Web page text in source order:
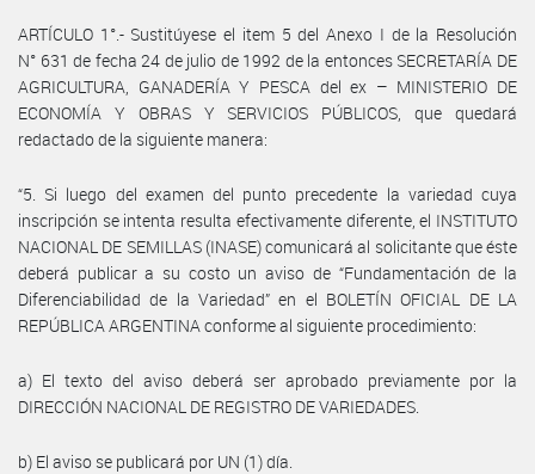
ARTÍCULO 1°.- Sustitúyese el item 5 del Anexo I de la Resolución
N° 631 de fecha 24 de julio de 1992 de la entonces SECRETARÍA DE
AGRICULTURA, GANADERÍA Y PESCA del ex – MINISTERIO DE
ECONOMÍA Y OBRAS Y SERVICIOS PÚBLICOS, que quedará
redactado de la siguiente manera:
“5. Si luego del examen del punto precedente la variedad cuya
inscripción se intenta resulta efectivamente diferente, el INSTITUTO
NACIONAL DE SEMILLAS (INASE) comunicará al solicitante que éste
deberá publicar a su costo un aviso de “Fundamentación de la
Diferenciabilidad de la Variedad” en el BOLETÍN OFICIAL DE LA
REPÚBLICA ARGENTINA conforme al siguiente procedimiento:
a) El texto del aviso deberá ser aprobado previamente por la
DIRECCIÓN NACIONAL DE REGISTRO DE VARIEDADES.
b) El aviso se publicará por UN (1) día.